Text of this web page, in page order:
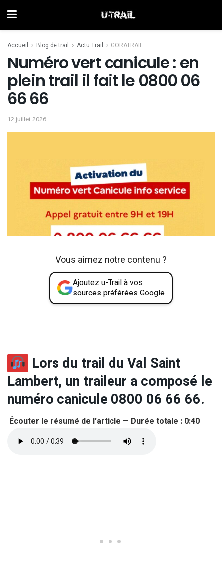
Accueil Blog de trail Actu Trail GORATRAIL
Numéro vert canicule : en
plein trail il fait le 0800 06
66 66
12 juillet 2026
Vous aimez notre contenu ?
Ajoutez u-Trail à vos
sources préférées Google
Lors du trail du Val Saint
Lambert, un traileur a composé le
numéro canicule 0800 06 66 66.
Écouter le résumé de l’article — Durée totale : 0:40